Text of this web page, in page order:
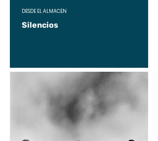
Silencios
DESDE EL ALMACÉN